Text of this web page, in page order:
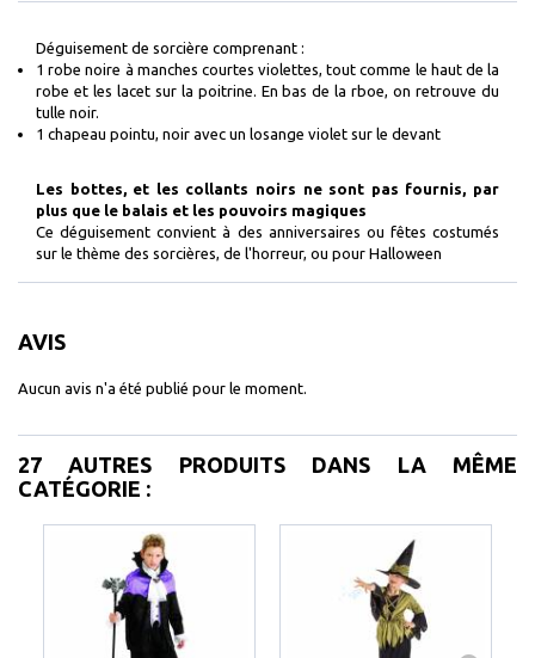
Déguisement de sorcière comprenant :
1 robe noire à manches courtes violettes, tout comme le haut de la
robe et les lacet sur la poitrine. En bas de la rboe, on retrouve du
tulle noir.
1 chapeau pointu, noir avec un losange violet sur le devant
Les bottes, et les collants noirs ne sont pas fournis, par
plus que le balais et les pouvoirs magiques
Ce déguisement convient à des anniversaires ou fêtes costumés
sur le thème des sorcières, de l'horreur, ou pour Halloween
AVIS
Aucun avis n'a été publié pour le moment.
27 AUTRES PRODUITS DANS LA MÊME
CATÉGORIE :